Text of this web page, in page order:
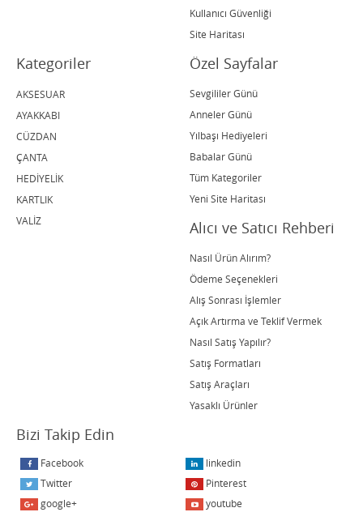
Kullanıcı Güvenliği
Site Haritası
Kategoriler
AKSESUAR
AYAKKABI
CÜZDAN
ÇANTA
HEDİYELİK
KARTLIK
VALİZ
Özel Sayfalar
Sevgililer Günü
Anneler Günü
Yılbaşı Hediyeleri
Babalar Günü
Tüm Kategoriler
Yeni Site Haritası
Alıcı ve Satıcı Rehberi
Nasıl Ürün Alırım?
Ödeme Seçenekleri
Alış Sonrası İşlemler
Açık Artırma ve Teklif Vermek
Nasıl Satış Yapılır?
Satış Formatları
Satış Araçları
Yasaklı Ürünler
Bizi Takip Edin
Facebook
linkedin
Twitter
Pinterest
google+
youtube